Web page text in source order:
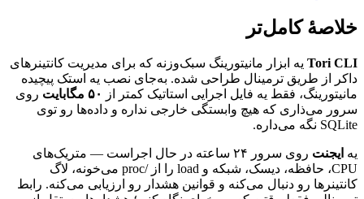
خلاصهٔ کامل‌تر
Tori CLI یه ابزار مانیتورینگ سبک‌وزنه که برای مدیریت کانتینرهای
داکر
از طریق ترمینال طراحی شده. به‌جای نصب یه استک پیچیده
مانیتورینگ، فقط یه فایل اجرایی استاتیک کمتر از ۵۰ مگابایت روی
سرور می‌ذاری که هیچ وابستگی خارجی نداره و داده‌ها رو توی
SQLite نگه می‌داره.
یه ایجنت روی سرور ۲۴ ساعته در حال اجراست — متریک‌های
CPU، حافظه، دیسک، شبکه و load را از /
proc می‌خونه، لاگ
کانتینرها رو دنبال می‌کنه و قوانین هشدار رو ارزیابی می‌کنه. رابط